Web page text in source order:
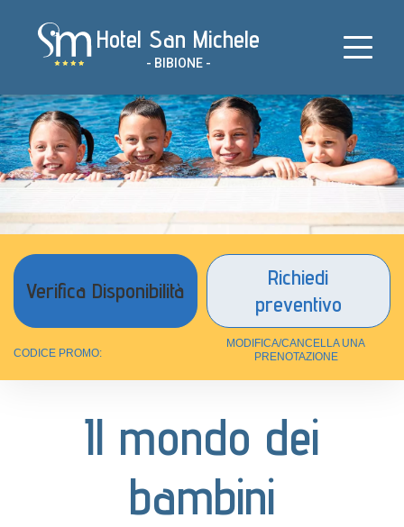
contenuto
Hotel San Michele
- BIBIONE -
Richiedi
preventivo
CODICE PROMO:
MODIFICA/CANCELLA UNA
PRENOTAZIONE
Il mondo dei
bambini